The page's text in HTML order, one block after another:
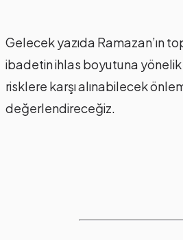
Gelecek yazıda Ramazan’ın
ibadetin ihlas boyutuna yönelik
risklere karşı alınabilecek
değerlendireceğiz.